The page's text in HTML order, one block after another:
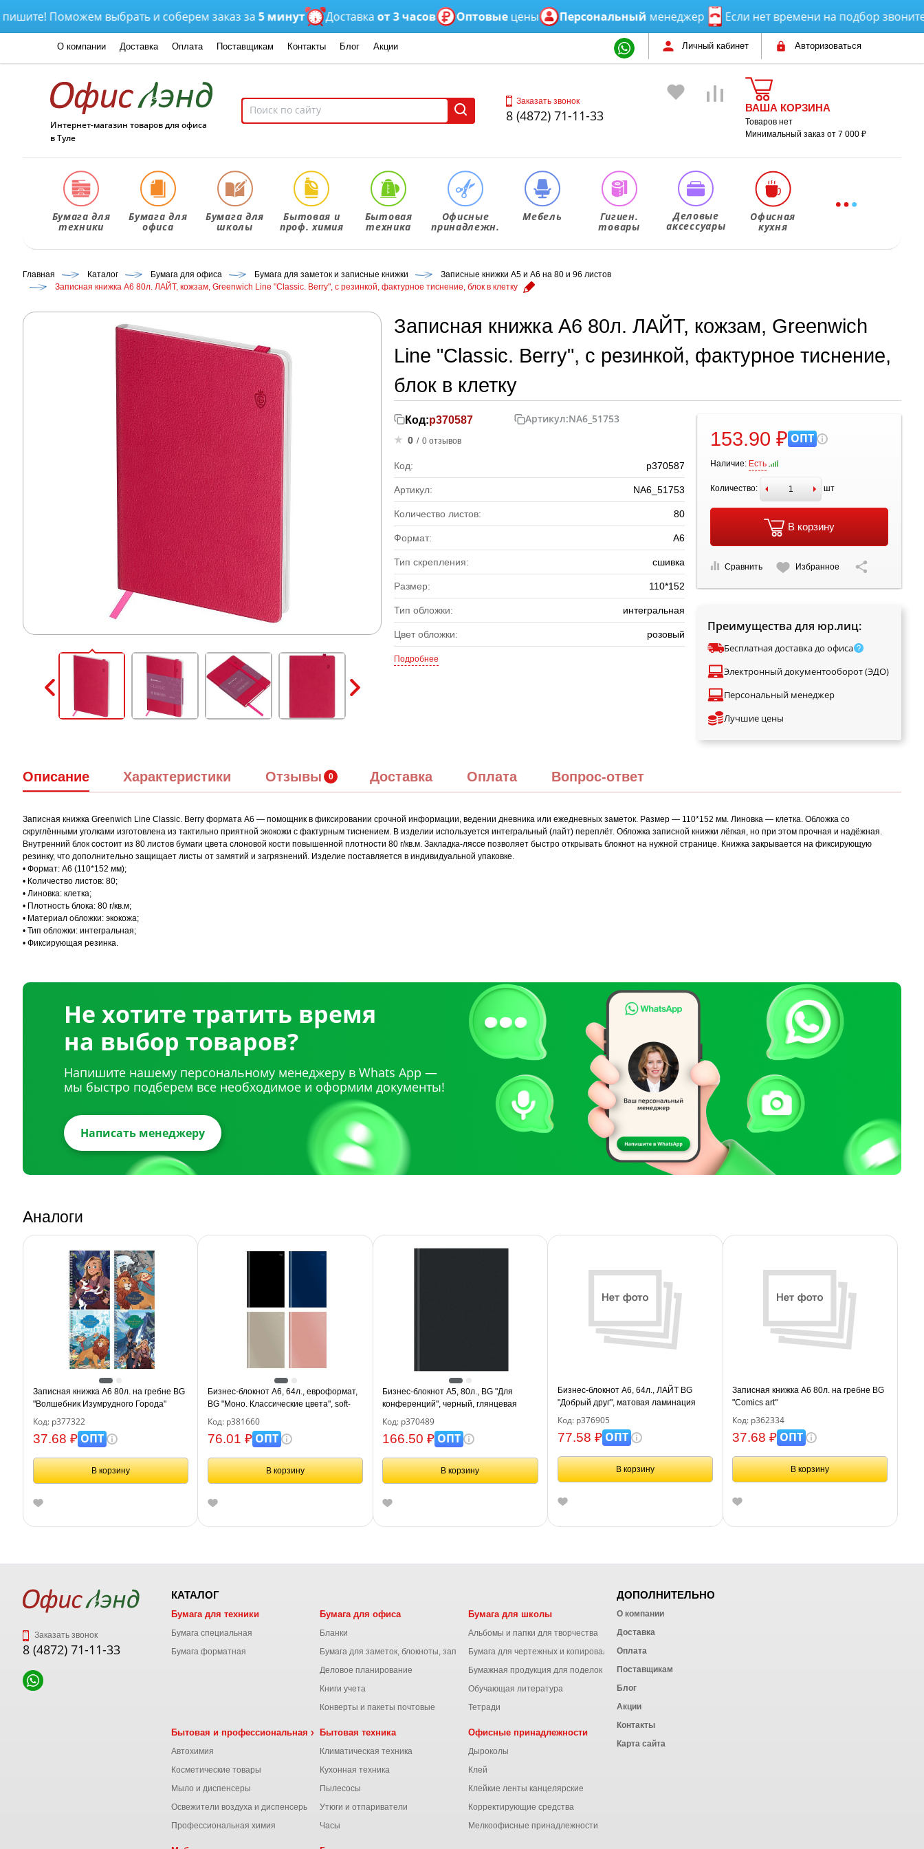
Поможем выбрать и соберем заказ за5 минут Доставкаот 3 часов Оптовыецены Персональныйменеджер Если нет времени на подбор звоните
Личный кабинет Авторизоваться
О компании Доставка Оплата Поставщикам Контакты Блог Акции
Интернет-магазин товаров для офиса
в Туле
Заказать звонок
8 (4872) 71-11-33 ВАША КОРЗИНА
Товаров нет
Минимальный заказ от 7 000 ₽
Бумага для
техники
Бумага для
офиса
Бумага для
школы
Бытовая и
проф. химия
Бытовая
техника
Офисные
принадлежн.
Мебель Гигиен.
товары
Деловые
аксессуары
Офисная
кухня
Главная Каталог Бумага для офиса Бумага для заметок и записные книжки
Записные книжки А5 и А6 на 80 и 96 листов
Записная книжка А6 80л. ЛАЙТ, кожзам, Greenwich Line "Classic. Berry", с резинкой, фактурное тиснение, блок в клетку
Записная книжка А6 80л. ЛАЙТ, кожзам, Greenwich
Line "Classic. Berry", с резинкой, фактурное тиснение,
блок в клетку
Код:р370587 Артикул:NA6_51753
0 / 0 отзывов
Код: р370587
Артикул: NA6_51753
Количество листов: 80
Формат: А6
Тип скрепления: сшивка
Размер: 110*152
Тип обложки: интегральная
Цвет обложки: розовый
Подробнее
153.90 ₽ ОПТ
Наличие: Есть
Количество: шт
В корзину
Сравнить Избранное
Преимущества для юр.лиц:
Бесплатная доставка до офиса
Электронный документооборот (ЭДО)
Персональный менеджер
Лучшие цены
Описание Характеристики Отзывы Доставка Оплата Вопрос-ответ
Записная книжка Greenwich Line Classic. Berry формата А6 — помощник в фиксировании срочной информации, ведении дневника или ежедневных заметок. Размер — 110*152 мм. Линовка — клетка. Обложка со
скруглёнными уголками изготовлена из тактильно приятной экокожи с фактурным тиснением. В изделии используется интегральный (лайт) переплёт. Обложка записной книжки лёгкая, но при этом прочная и надёжная.
Внутренний блок состоит из 80 листов бумаги цвета слоновой кости повышенной плотности 80 г/кв.м. Закладка-ляссе позволяет быстро открывать блокнот на нужной странице. Книжка закрывается на фиксирующую
резинку, что дополнительно защищает листы от замятий и загрязнений. Изделие поставляется в индивидуальной упаковке.
• Формат: А6 (110*152 мм);
• Количество листов: 80;
• Линовка: клетка;
• Плотность блока: 80 г/кв.м;
• Материал обложки: экокожа;
• Тип обложки: интегральная;
• Фиксирующая резинка.
Не хотите тратить время
на выбор товаров?
Напишите нашему персональному менеджеру в Whats App —
мы быстро подберем все необходимое и оформим документы!
Написать менеджеру
Аналоги
Записная книжка А6 80л. на гребне BG
"Волшебник Изумрудного Города"
Код: р377322
37.68 ₽ОПТ
В корзину
Бизнес-блокнот А6, 64л., евроформат,
BG "Моно. Классические цвета", soft-
touch ламинация
Код: р381660
76.01 ₽ОПТ
В корзину
Бизнес-блокнот А5, 80л., BG "Для
конференций", черный, глянцевая
ламинация
Код: р370489
166.50 ₽ОПТ
В корзину
Бизнес-блокнот А6, 64л., ЛАЙТ BG
"Добрый друг", матовая ламинация
Код: р376905
77.58 ₽ОПТ
В корзину
Записная книжка А6 80л. на гребне BG
"Comics art"
Код: р362334
37.68 ₽ОПТ
В корзину
Заказать звонок
8 (4872) 71-11-33
КАТАЛОГ
Бумага для техники
Бумага специальная
Бумага форматная
Бумага для офиса
Бланки
Бумага для заметок, блокноты, записные книжки
Деловое планирование
Книги учета
Конверты и пакеты почтовые
Бумага для школы
Альбомы и папки для творчества
Бумага для чертежных и копировальных работ
Бумажная продукция для поделок
Обучающая литература
Тетради
Бытовая и профессиональная химия
Автохимия
Косметические товары
Мыло и диспенсеры
Освежители воздуха и диспенсеры
Профессиональная химия
Бытовая техника
Климатическая техника
Кухонная техника
Пылесосы
Утюги и отпариватели
Часы
Офисные принадлежности
Дыроколы
Клей
Клейкие ленты канцелярские
Корректирующие средства
Мелкоофисные принадлежности
ДОПОЛНИТЕЛЬНО
О компании
Доставка
Оплата
Поставщикам
Блог
Акции
Контакты
Карта сайта